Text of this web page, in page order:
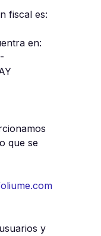
fiscal es:
en:
que se
y